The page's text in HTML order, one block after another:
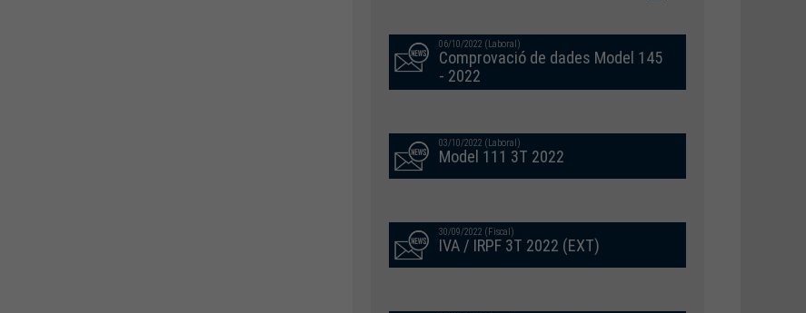
06/10/2022 (Laboral)
Comprovació de dades Model 145
- 2022
03/10/2022 (Laboral)
Model 111 3T 2022
30/09/2022 (Fiscal)
IVA / IRPF 3T 2022 (EXT)